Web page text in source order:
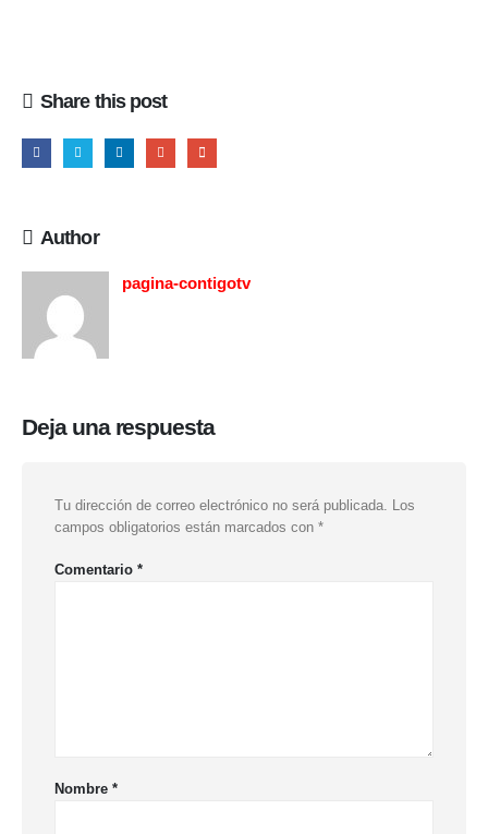
Share this post
Author
pagina-contigotv
Deja una respuesta
Tu dirección de correo electrónico no será publicada. Los
campos obligatorios están marcados con *
Comentario *
Nombre *